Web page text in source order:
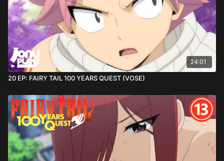
24:01
20 EP: FAIRY TAIL 100 YEARS QUEST (VOSE)